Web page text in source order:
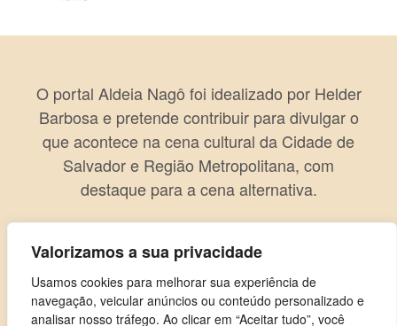
Valorizamos a sua privacidade
Usamos cookies para melhorar sua experiência de
navegação, veicular anúncios ou conteúdo personalizado e
analisar nosso tráfego. Ao clicar em “Aceitar tudo”, você
O portal Aldeia Nagô foi idealizado por Helder
Barbosa e pretende contribuir para divulgar o
que acontece na cena cultural da Cidade de
Salvador e Região Metropolitana, com
destaque para a cena alternativa.